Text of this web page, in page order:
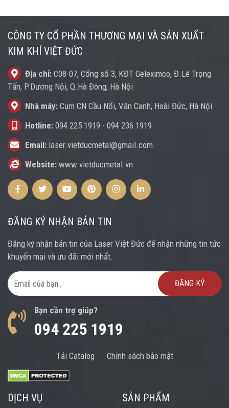
CÔNG TY CỔ PHẦN THƯƠNG MẠI VÀ SẢN XUẤT
KIM KHÍ VIỆT ĐỨC
Địa chỉ: C08-07, Cổng số 3, KĐT Geleximco, Đ.Lê Trọng
Tấn, P.Dương Nội, Q.Hà Đông, Hà Nội
Nhà máy: Cụm CN Cầu Nổi, Vân Canh, Hoài Đức, Hà Nội
Hotline: 094 225 1919 - 094 236 1919
Email: laser.vietducmetal@gmail.com
Website: www.vietducmetal.vn
FacebookTwitterYoutubePinterestInstagramInstagram
ĐĂNG KÝ NHẬN BẢN TIN
Đăng ký nhận bản tin của Laser Việt Đức để nhận những tin tức
khuyến mại và ưu đãi mới nhất.
Email Address
Bạn cần trợ giúp?
094 225 1919
Tải Catalog Chính sách bảo mật
DỊCH VỤ SẢN PHẨM